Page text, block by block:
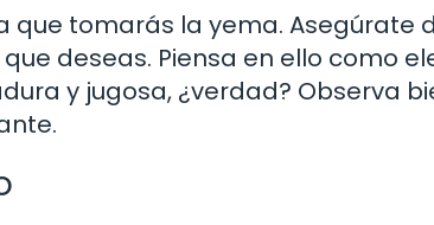
que tomarás la yema. Asegúrate
deseas. Piensa en ello como
y jugosa, ¿verdad? Observa